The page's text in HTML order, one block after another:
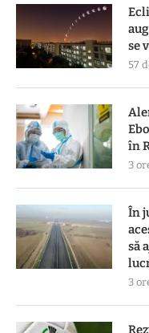
se
57
în
3
În
să
3